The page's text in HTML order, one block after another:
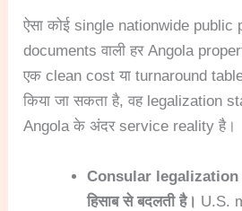
ऐसा कोई single nationwide public
documents वाली हर Angola
एक clean cost या turnaround
किया जा सकता है, वह legalization
Angola के अंदर service reality है।
Consular
हिसाब से बदलती है। U.S.